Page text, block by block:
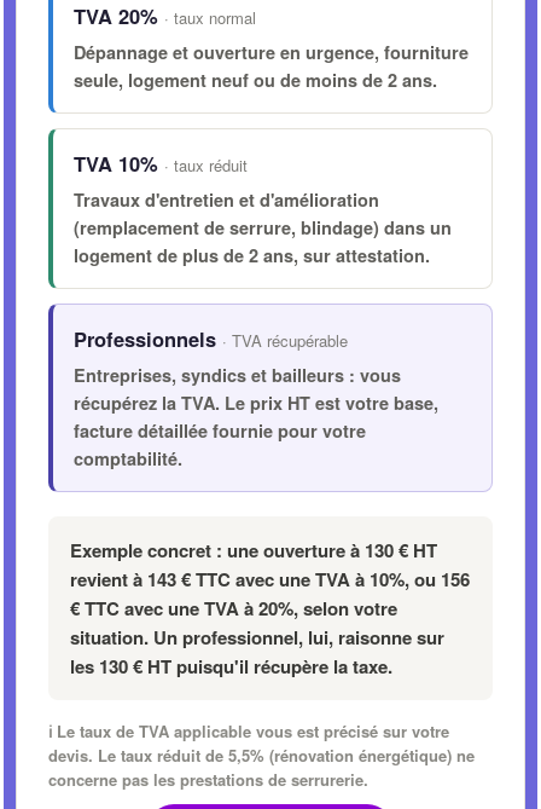
TVA 20% · taux normal
Dépannage et ouverture en urgence, fourniture
seule, logement neuf ou de moins de 2 ans.
TVA 10% · taux réduit
Travaux d'entretien et d'amélioration
(remplacement de serrure, blindage) dans un
logement de plus de 2 ans, sur attestation.
Professionnels · TVA récupérable
Entreprises, syndics et bailleurs : vous
récupérez la TVA. Le prix HT est votre base,
facture détaillée fournie pour votre
comptabilité.
Exemple concret : une ouverture à 130 € HT
revient à 143 € TTCavec une TVA à 10%, ou 156
€ TTCavec une TVA à 20%, selon votre
situation. Un professionnel, lui, raisonne sur
les 130 € HTpuisqu'il récupère la taxe.
ℹ️ Le taux de TVA applicable vous est précisé sur votre
devis. Le taux réduit de 5,5% (rénovation énergétique) ne
concerne pas les prestations de serrurerie.